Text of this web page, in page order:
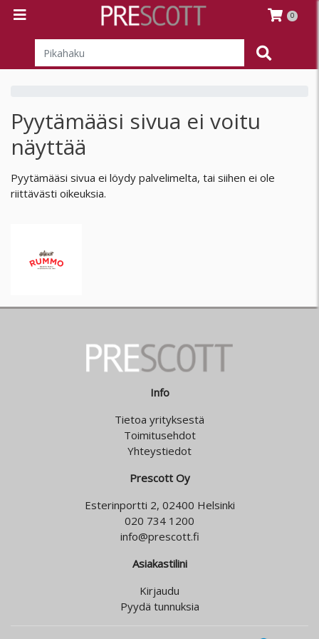
0
Pyytämääsi sivua ei voitu
näyttää
Pyytämääsi sivua ei löydy palvelimelta, tai siihen ei ole
riittävästi oikeuksia.
Info
Tietoa yrityksestä
Toimitusehdot
Yhteystiedot
Prescott Oy
Esterinportti 2, 02400 Helsinki
020 734 1200
info@prescott.fi
Asiakastilini
Kirjaudu
Pyydä tunnuksia